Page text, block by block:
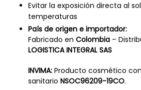
Evitar la exposición directa al
temperaturas
País de origen e importador:
Fabricado en Colombia–
LOGISTICA INTEGRAL SAS
INVIMA:Producto cosmético
sanitario NSOC96209-19CO.